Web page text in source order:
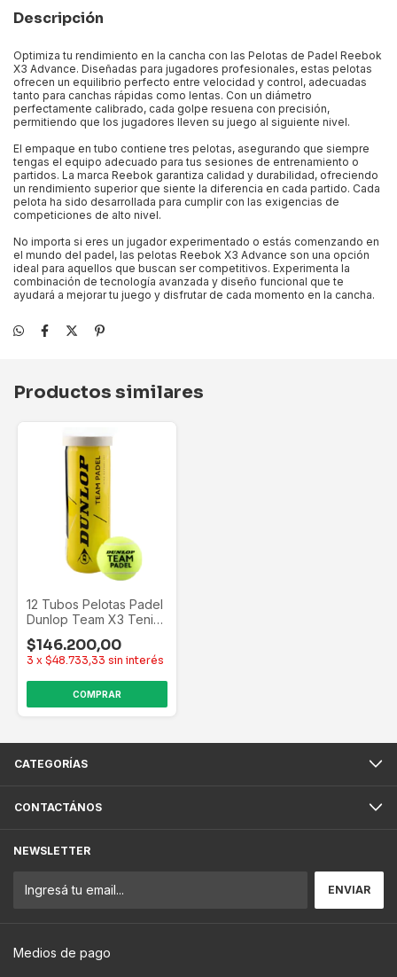
Descripción
Optimiza tu rendimiento en la cancha con las Pelotas de Padel Reebok
X3 Advance. Diseñadas para jugadores profesionales, estas pelotas
ofrecen un equilibrio perfecto entre velocidad y control, adecuadas
tanto para canchas rápidas como lentas. Con un diámetro
perfectamente calibrado, cada golpe resuena con precisión,
permitiendo que los jugadores lleven su juego al siguiente nivel.
El empaque en tubo contiene tres pelotas, asegurando que siempre
tengas el equipo adecuado para tus sesiones de entrenamiento o
partidos. La marca Reebok garantiza calidad y durabilidad, ofreciendo
un rendimiento superior que siente la diferencia en cada partido. Cada
pelota ha sido desarrollada para cumplir con las exigencias de
competiciones de alto nivel.
No importa si eres un jugador experimentado o estás comenzando en
el mundo del padel, las pelotas Reebok X3 Advance son una opción
ideal para aquellos que buscan ser competitivos. Experimenta la
combinación de tecnología avanzada y diseño funcional que te
ayudará a mejorar tu juego y disfrutar de cada momento en la cancha.
Productos similares
12 Tubos Pelotas Padel
Dunlop Team X3 Tenis
Flúo
$146.200,00
3 x $48.733,33 sin interés
CATEGORÍAS
CONTACTÁNOS
NEWSLETTER
Medios de pago